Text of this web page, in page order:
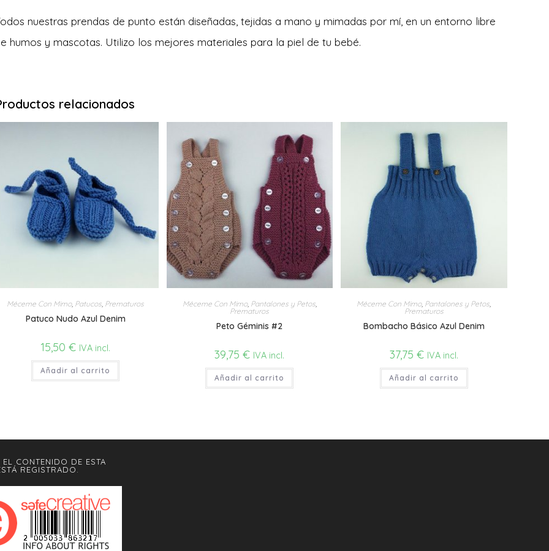
nuestras prendas de punto están diseñadas, tejidas a mano y mimadas por mí, en un entorno libre
humos y mascotas. Utilizo los mejores materiales para la piel de tu bebé.
relacionados
Méceme Con Mimo, Patucos, Prematuros
Patuco Nudo Azul Denim
15,50€ IVA incl.
Añadir al carrito
Méceme Con Mimo, Pantalones y Petos,
Prematuros
Peto Géminis #2
39,75€ IVA incl.
Añadir al carrito
Méceme Con Mimo, Pantalones y Petos,
Prematuros
Bombacho Básico Azul Denim
37,75 € IVA incl.
Añadir al carrito
CONTENIDO DE ESTA
REGISTRADO.